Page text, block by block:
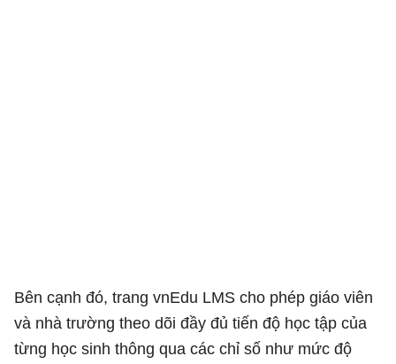
Bên cạnh đó, trang vnEdu LMS cho phép giáo viên
và nhà trường theo dõi đầy đủ tiến độ học tập của
từng học sinh thông qua các chỉ số như mức độ